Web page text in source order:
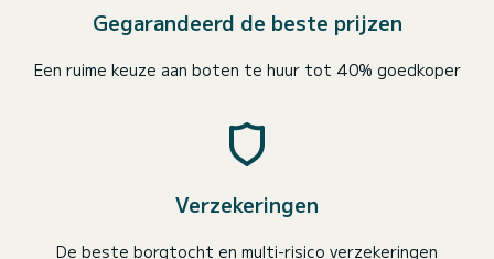
Gegarandeerd de beste prijzen
Een ruime keuze aan boten te huur tot 40% goedkoper
Verzekeringen
De beste borgtocht en multi-risico verzekeringen